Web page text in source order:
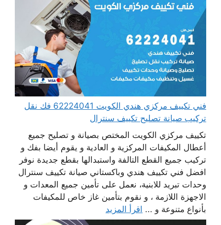
فني تكييف مركزي هندي الكويت 62224041 فك نقل
تركيب صيانة تصليح تكييف سنترال
تكييف مركزي الكويت المختص بصيانة و تصليح جميع
أعطال المكيفات المركزية و العادية و يقوم أيضا بفك و
تركيب جميع القطع التالفة واستبدالها بقطع جديدة نوفر
افضل فني تكييف هندي وباكستاني صيانة تكييف سنترال
وحدات تبريد للابنية، نعمل على تأمين جميع المعدات و
الاجهزة اللازمة ، و نقوم بتأمين غاز خاص للمكيفات
بأنواع متنوعة و ... اقرأ المزيد